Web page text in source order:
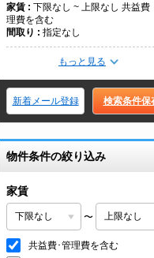
家賃
下限なし ~ 上限なし 共益費
理費を含む
間取り
指定なし
もっと見る
新着メール登録 検索条件保
物件条件の絞り込み
家賃
〜
共益費･管理費を含む